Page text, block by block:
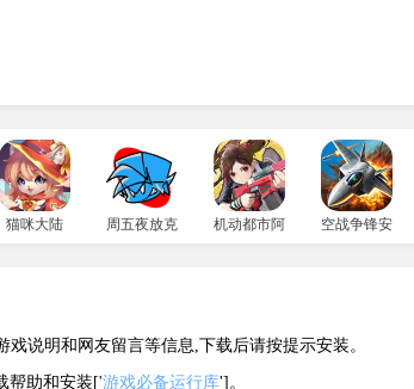
猫咪大陆 周五夜放克小马宝莉错误化模组
机动都市阿尔法 空战争锋安卓版
说明和网友留言等信息,下载后请按提示安装。
帮助和安装['游戏必备运行库']。